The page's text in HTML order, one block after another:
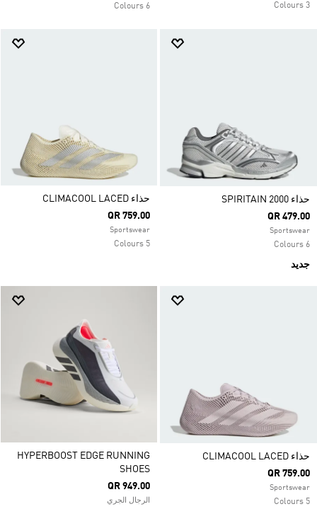
3 Colours
6 Colours
حذاء SPIRITAIN 2000
QR 479.00
Sportswear
6 Colours
جديد
حذاء CLIMACOOL LACED
QR 759.00
Sportswear
5 Colours
حذاء CLIMACOOL LACED
QR 759.00
Sportswear
5 Colours
HYPERBOOST EDGE RUNNING
SHOES
QR 949.00
الرجال الجري